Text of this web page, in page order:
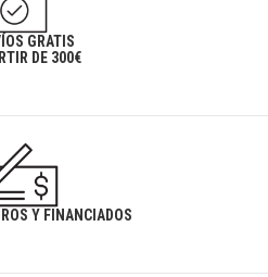
GRATIS
DE 300€
Y FINANCIADOS